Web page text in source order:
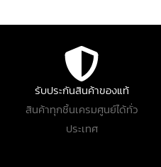
รับประกันสินค้าของแท้
สินค้าทุกชิ้นเครมศูนย์ได้ทั่ว
ประเทศ